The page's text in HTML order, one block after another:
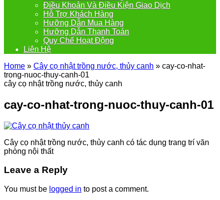
Điều Khoản Và Điều Kiện Giao Dịch
Hỗ Trợ Khách Hàng
Hưỡng Dẫn Mua Hàng
Hưỡng Dẫn Thanh Toán
Quy Chế Hoạt Động
Liên Hệ
Home » Cây cọ nhật trồng nước, thủy canh » cay-co-nhat-
trong-nuoc-thuy-canh-01
cây cọ nhật trồng nước, thủy canh
cay-co-nhat-trong-nuoc-thuy-canh-01
Cây cọ nhật trồng nước, thủy canh có tác dụng trang trí văn
phòng nội thất
Leave a Reply
You must be logged in to post a comment.